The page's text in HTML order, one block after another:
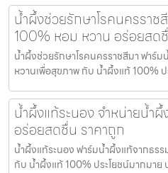
น้ำผึ้งช่วยรักษาโรคนครราช
100% หอม หวาน อร่อยสด
น้ำผึ้งช่วยรักษาโรคนครราชสีมา ฟาร์
หวานเพื่อสุขภาพ กับ น้ำผึ้งแท้ 100%
น้ำผึ้งแท้ระนอง จำหน่ายน้ำ
อร่อยสดชื่น ราคาถูก
น้ำผึ้งแท้ระนอง ฟาร์มน้ำผึ้งแท้จากธร
กับ น้ำผึ้งแท้ 100% ประโยชน์มากมาย